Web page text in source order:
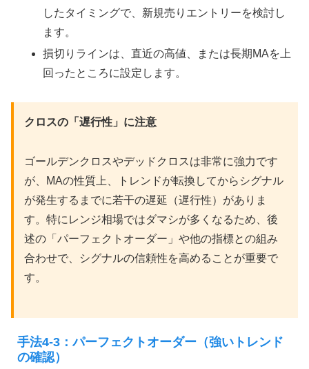
したタイミングで、新規売りエントリーを検討し
ます。
損切りラインは、直近の高値、または長期MAを上
回ったところに設定します。
クロスの「遅行性」に注意
ゴールデンクロスやデッドクロスは非常に強力です
が、MAの性質上、トレンドが転換してからシグナル
が発生するまでに若干の遅延（遅行性）がありま
す。特にレンジ相場ではダマシが多くなるため、後
述の「パーフェクトオーダー」や他の指標との組み
合わせで、シグナルの信頼性を高めることが重要で
す。
手法4-3：パーフェクトオーダー（強いトレンド
の確認）